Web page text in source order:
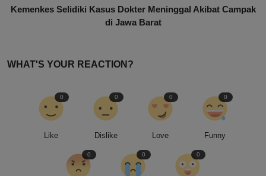
Kemenkes Selidiki Kasus Dokter Meninggal Akibat Campak
di Jawa Barat
WHAT'S YOUR REACTION?
Like
0
Dislike
0
Love
0
Funny
0
0 0 0